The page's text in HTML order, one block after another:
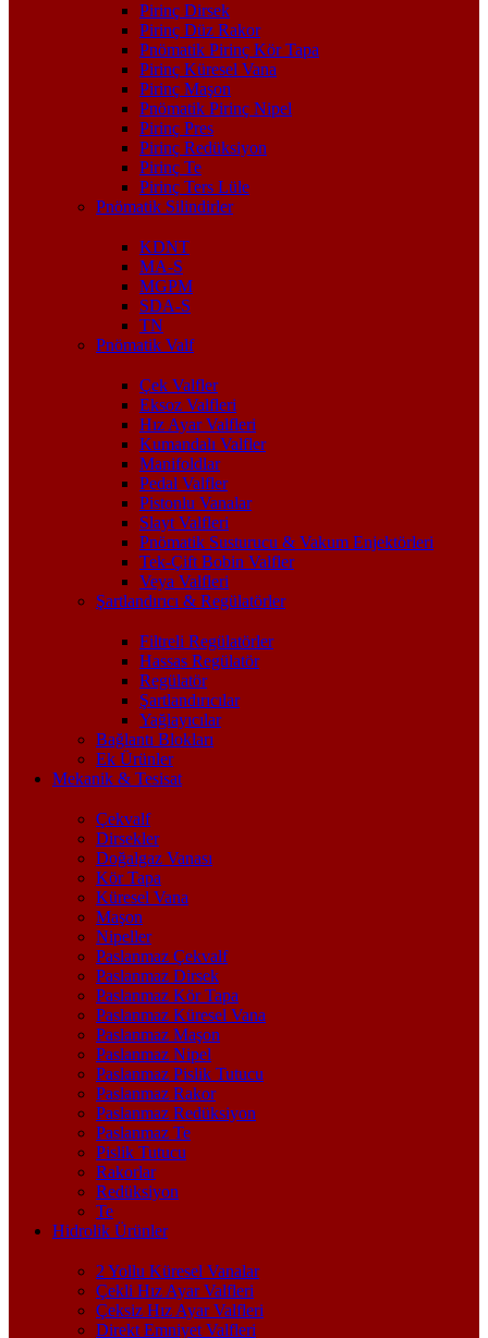
Pirinç Dirsek
Pirinç Düz Rakor
Pnömatik Pirinç Kör Tapa
Pirinç Küresel Vana
Pirinç Maşon
Pnömatik Pirinç Nipel
Pirinç Pres
Pirinç Redüksiyon
Pirinç Te
Pirinç Ters Lüle
Pnömatik Silindirler
KDNT
MA-S
MGPM
SDA-S
TN
Pnömatik Valf
Çek Valfler
Eksoz Valfleri
Hız Ayar Valfleri
Kumandalı Valfler
Manifoldlar
Pedal Valfler
Pistonlu Vanalar
Slayt Valfleri
Pnömatik Susturucu & Vakum Enjektörleri
Tek-Çift Bobin Valfler
Veya Valfleri
Şartlandırıcı & Regülatörler
Filtreli Regülatörler
Hassas Regülatör
Regülatör
Şartlandırıcılar
Yağlayıcılar
Bağlantı Blokları
Ek Ürünler
Mekanik & Tesisat
Çekvalf
Dirsekler
Doğalgaz Vanası
Kör Tapa
Küresel Vana
Maşon
Nipeller
Paslanmaz Çekvalf
Paslanmaz Dirsek
Paslanmaz Kör Tapa
Paslanmaz Küresel Vana
Paslanmaz Maşon
Paslanmaz Nipel
Paslanmaz Pislik Tutucu
Paslanmaz Rakor
Paslanmaz Redüksiyon
Paslanmaz Te
Pislik Tutucu
Rakorlar
Redüksiyon
Te
Hidrolik Ürünler
2 Yollu Küresel Vanalar
Çekli Hız Ayar Valfleri
Çeksiz Hız Ayar Valfleri
Direkt Emniyet Valfleri